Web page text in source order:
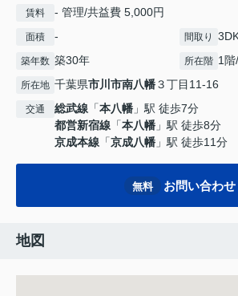
賃料 - 管理/共益費 5,000円
面積 - 間取り
築年数 築30年 所在階 1階
所在地 千葉県市川市南八幡３丁目11-16
交通 総武線 「本八幡 」駅 徒歩7分
都営新宿線 「本八幡 」駅 徒歩8分
京成本線 「京成八幡 」駅 徒歩11分
無料 お問い合わせ
地図